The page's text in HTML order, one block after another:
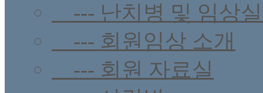
--- 난치병 및 임상
--- 회원임상 소개
--- 회원 자료실